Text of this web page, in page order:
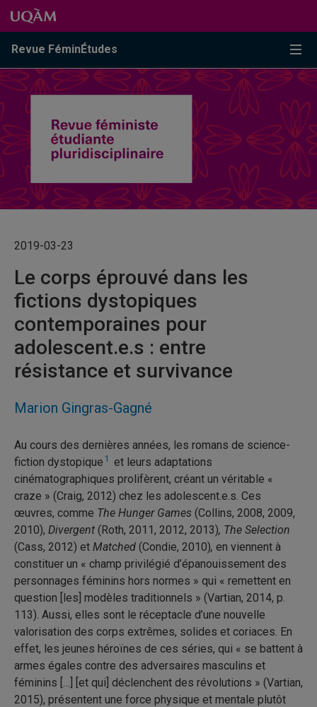
Passer au contenu
Accéder au menu principal
Accéder à la recherche
Passer au contenu
Accéder au menu principal
Revue FéminÉtudes
2019-03-23
Le corps éprouvé dans les
fictions dystopiques
contemporaines pour
adolescent.e.s : entre
résistance et survivance
Marion Gingras-Gagné
Au cours des dernières années, les romans de science-
fiction dystopique 1
et leurs adaptations
cinématographiques prolifèrent, créant un véritable «
craze » (Craig, 2012) chez les adolescent.e.s. Ces
œuvres, comme The Hunger Games (Collins, 2008, 2009,
2010), Divergent (Roth, 2011, 2012, 2013), The Selection
(Cass, 2012) et Matched (Condie, 2010), en viennent à
constituer un « champ privilégié d’épanouissement des
personnages féminins hors normes » qui « remettent en
question [les] modèles traditionnels » (Vartian, 2014, p.
113). Aussi, elles sont le réceptacle d’une nouvelle
valorisation des corps extrêmes, solides et coriaces. En
effet, les jeunes héroïnes de ces séries, qui « se battent à
armes égales contre des adversaires masculins et
féminins […] [et qui] déclenchent des révolutions » (Vartian,
2015), présentent une force physique et mentale plutôt